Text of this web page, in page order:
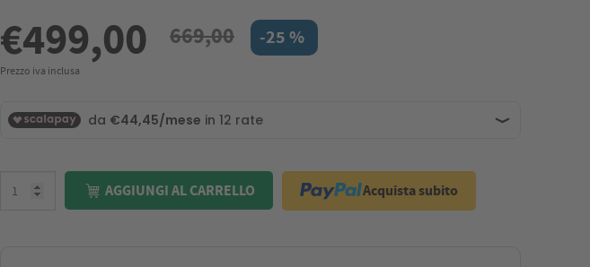
€499,00 669,00
Prezzo iva inclusa
-25 %
AGGIUNGI AL CARRELLO Acquista subito